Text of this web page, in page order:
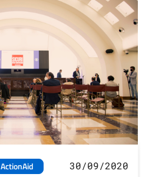
ActionAid 30/09/2020